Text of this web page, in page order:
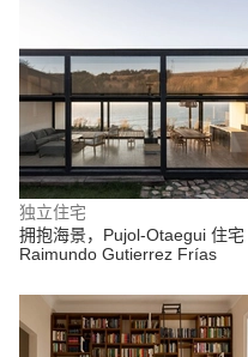
独立住宅
拥抱海景，Pujol-Otaegui 住宅 /
Raimundo Gutierrez Frías